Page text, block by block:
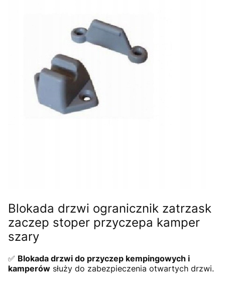
Blokada drzwi ogranicznik zatrzask
zaczep stoper przyczepa kamper
szary
✅ Blokada drzwi do przyczep kempingowych i
kamperów służy do zabezpieczenia otwartych drzwi.